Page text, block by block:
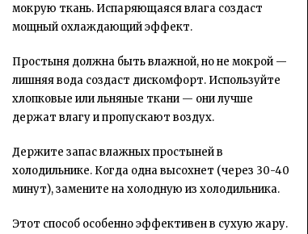
мокрую ткань. Испаряющаяся влага создаст
мощный охлаждающий эффект.
Простыня должна быть влажной, но не мокрой —
лишняя вода создаст дискомфорт. Используйте
хлопковые или льняные ткани — они лучше
держат влагу и пропускают воздух.
Держите запас влажных простыней в
холодильнике. Когда одна высохнет (через 30-40
минут), замените на холодную из холодильника.
Этот способ особенно эффективен в сухую жару.